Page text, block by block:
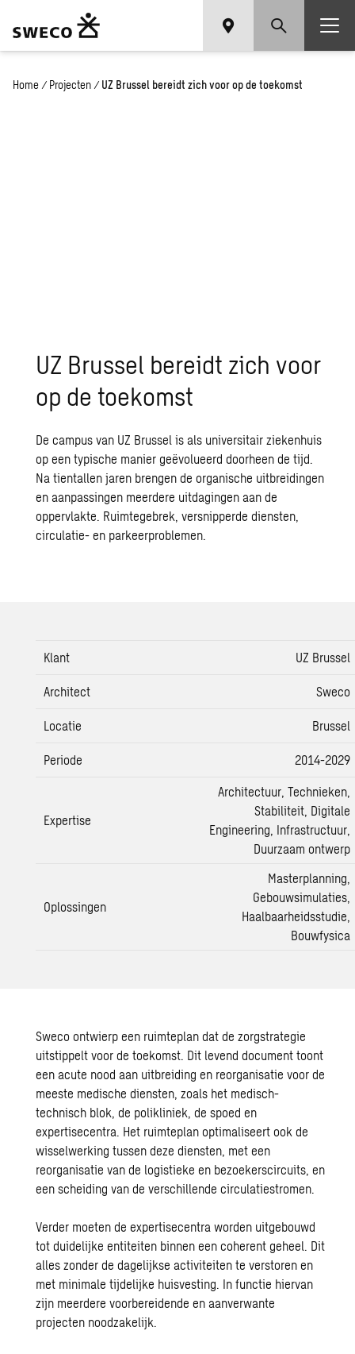
Home / Projecten / UZ Brussel bereidt zich voor op de toekomst
UZ Brussel bereidt zich voor
op de toekomst
De campus van UZ Brussel is als universitair ziekenhuis
op een typische manier geëvolueerd doorheen de tijd.
Na tientallen jaren brengen de organische uitbreidingen
en aanpassingen meerdere uitdagingen aan de
oppervlakte. Ruimtegebrek, versnipperde diensten,
circulatie- en parkeerproblemen.
Klant UZ Brussel
Architect Sweco
Locatie Brussel
Periode 2014-2029
Expertise
Architectuur, Technieken,
Stabiliteit, Digitale
Engineering, Infrastructuur,
Duurzaam ontwerp
Oplossingen
Masterplanning,
Gebouwsimulaties,
Haalbaarheidsstudie,
Bouwfysica
Sweco ontwierp een ruimteplan dat de zorgstrategie
uitstippelt voor de toekomst. Dit levend document toont
een acute nood aan uitbreiding en reorganisatie voor de
meeste medische diensten, zoals het medisch-
technisch blok, de polikliniek, de spoed en
expertisecentra. Het ruimteplan optimaliseert ook de
wisselwerking tussen deze diensten, met een
reorganisatie van de logistieke en bezoekerscircuits, en
een scheiding van de verschillende circulatiestromen.
Verder moeten de expertisecentra worden uitgebouwd
tot duidelijke entiteiten binnen een coherent geheel. Dit
alles zonder de dagelijkse activiteiten te verstoren en
met minimale tijdelijke huisvesting. In functie hiervan
zijn meerdere voorbereidende en aanverwante
projecten noodzakelijk.